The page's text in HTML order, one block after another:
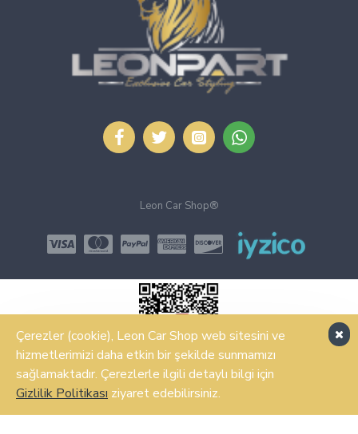
ŞIMDI SATIN AL
Leon Car Shop®
Design, Hosting & Support By Shopgez.com
Çerezler (cookie), Leon Car Shop web sitesini ve
hizmetlerimizi daha etkin bir şekilde sunmamızı
sağlamaktadır. Çerezlerle ilgili detaylı bilgi için
Gizlilik Politikası ziyaret edebilirsiniz.